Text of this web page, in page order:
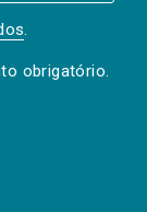
.
obrigatório.